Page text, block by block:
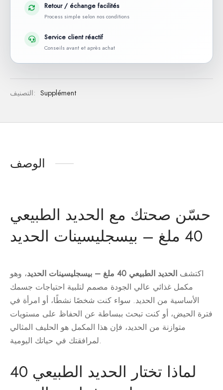
Retour / échange facilités
Process simple selon nos conditions
Service client réactif
Conseils avant et après achat
التصنيف: Supplément
الوصف
حسّن صحتك مع الحديد الطبيعي
40 ملغ – بيسجليسينات الحديد
اكتشف الحديد الطبيعي 40 ملغ – بيسجليسينات الحديد
، وهو
مكمل غذائي عالي الجودة مصمم لتلبية احتياجات جسمك
الأساسية من الحديد. سواء كنت شخصًا نشطًا، أو امرأة في
فترة الحيض، أو كنت تبحث ببساطة عن الحفاظ على مستويات
متوازنة من الحديد، فإن هذا المكمل هو الحليف المثالي
لمرافقتك في حياتك اليومية.
لماذا تختار الحديد الطبيعي 40